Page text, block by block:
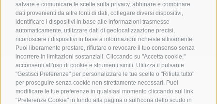
salvare e comunicare le scelte sulla privacy, abbinare e combinare
dati provenienti da altre fonti di dati, collegare diversi dispositivi,
identificare i dispositivi in base alle informazioni trasmesse
automaticamente, utilizzare dati di geolocalizzazione precisi,
riconoscere i dispositivi in base a informazioni richieste attivamente.
Puoi liberamente prestare, rifiutare o revocare il tuo consenso senza
incorrere in limitazioni sostanziali. Cliccando su "Accetta cookie,"
acconsenti all'uso di cookie e strumenti simili. Utilizza il pulsante
"Gestisci Preferenze" per personalizzare le tue scelte o "Rifiuta tutto"
per proseguire senza cookie non strettamente necessari. Puoi
modificare le tue preferenze in qualsiasi momento cliccando sul link
"Preferenze Cookie" in fondo alla pagina o sull'icona dello scudo in
DE IT EN